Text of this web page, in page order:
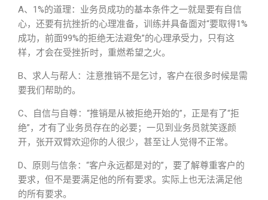
A、1%的道理：业务员成功的基本条件之一就是要有自信
心，还要有抗挫折的心理准备，训练并具备面对“要取得1%
成功，前面99%的拒绝无法避免”的心理承受力，只有这
样，才会在受挫折时，重燃希望之火。
B、求人与帮人：注意推销不是乞讨，客户在很多时候是需
要我们帮助的。
C、自信与自尊：“推销是从被拒绝开始的”，正是有了“拒
绝”，才有了业务员存在的必要；一见到业务员就笑逐颜
开，张开双臂欢迎你的人很少，甚至让人觉得不正常。
D、原则与信条：“客户永远都是对的”，要了解尊重客户的
要求，但不是要满足他的所有要求。实际上也无法满足他
的所有要求。